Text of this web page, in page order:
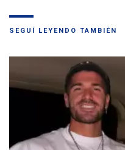
SEGUÍ LEYENDO TAMBIÉN